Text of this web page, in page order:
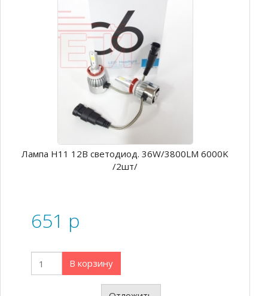
Лампа Н11 12В светодиод. 36W/3800LM 6000K
/2шт/
651 p
В корзину